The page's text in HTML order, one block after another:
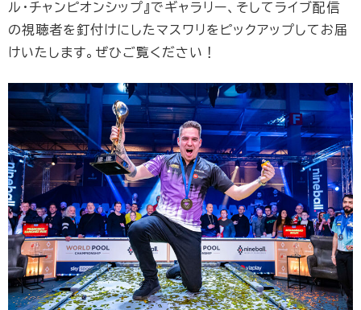
ル・チャンピオンシップ』でギャラリー、そしてライブ配信
の視聴者を釘付けにしたマスワリをピックアップしてお届
けいたします。ぜひご覧ください！